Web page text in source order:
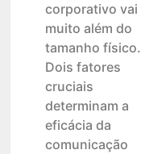
corporativo vai
muito além do
tamanho físico.
Dois fatores
cruciais
determinam a
eficácia da
comunicação